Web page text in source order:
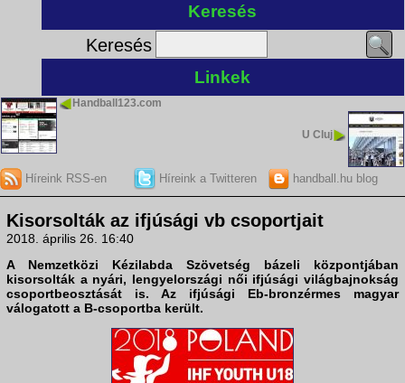
Keresés
Keresés
Linkek
Handball123.com
U Cluj
Híreink RSS-en Híreink a Twitteren handball.hu blog
Kisorsolták az ifjúsági vb csoportjait
2018. április 26. 16:40
A Nemzetközi Kézilabda Szövetség bázeli központjában
kisorsolták a nyári, lengyelországi női ifjúsági világbajnokság
csoportbeosztását is. Az ifjúsági Eb-bronzérmes magyar
válogatott a B-csoportba került.